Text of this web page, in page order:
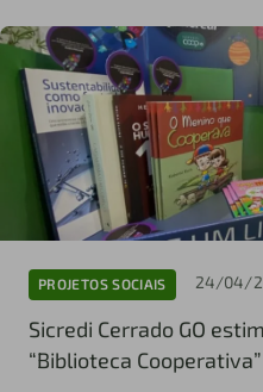
PROJETOS SOCIAIS 24/04/
Sicredi Cerrado GO
“Biblioteca Cooperativa”